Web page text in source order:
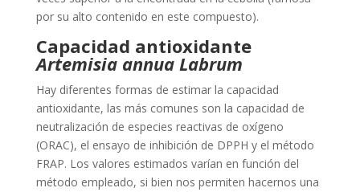
por su alto contenido en este compuesto).
Capacidad antioxidante
Artemisia annua Labrum
Hay diferentes formas de estimar la capacidad
antioxidante, las más comunes son la capacidad de
neutralización de especies reactivas de oxígeno
(ORAC), el ensayo de inhibición de DPPH y el método
FRAP. Los valores estimados varían en función del
método empleado, si bien nos permiten hacernos una